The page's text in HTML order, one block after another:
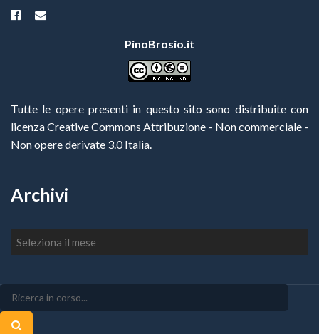
PinoBrosio.it
Tutte le opere presenti in questo sito sono distribuite con
licenza Creative Commons Attribuzione - Non commerciale -
Non opere derivate 3.0 Italia
Archivi
Archivi